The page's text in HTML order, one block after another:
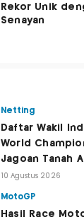
Rekor Unik
Senayan
Netting
Daftar Wakil
World
Jagoan Tanah
10 Agustus 2026
MotoGP
Hasil Race